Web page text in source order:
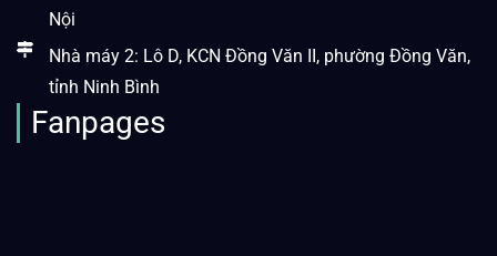
Nội
Nhà máy 2: Lô D, KCN Đồng Văn II, phường Đồng Văn,
tỉnh Ninh Bình
Fanpages